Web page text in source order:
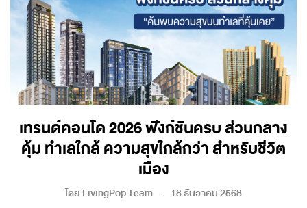
เทรนด์คอนโด 2026 ฟังก์ชันครบ ส่วนกลาง
คุ้ม ทำเลใกล้ ความสุขใกล้กว่า สำหรับชีวิต
เมือง
โดย LivingPop Team 18 ธันวาคม 2568